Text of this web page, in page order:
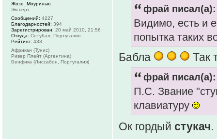
фрай писал(а):
Видимо, есть и
попытка таких
Бабла Так
фрай писал(а):
П.С. Звание
клавиатуру
Ок гордый стукач.
Жозе_Моуринью
Эксперт
Сообщений: 4227
Благодарностей: 394
Зарегистрирован: 20 май 2010, 21:56
Откуда: Сетубал, Португалия
Рейтинг: 433
Африкан (Тунис)
Ривер Плейт (Аргентина)
Бенфика (Лиссабон, Португалия)